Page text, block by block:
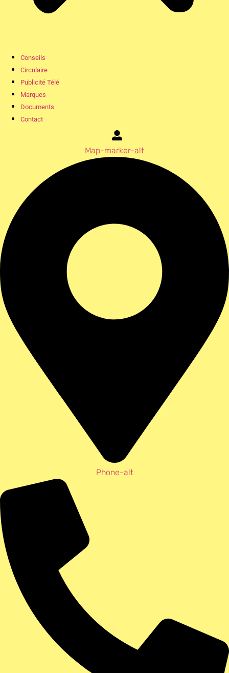
Conseils
Circulaire
Publicité Télé
Marques
Documents
Contact
Map-marker-alt
Phone-alt